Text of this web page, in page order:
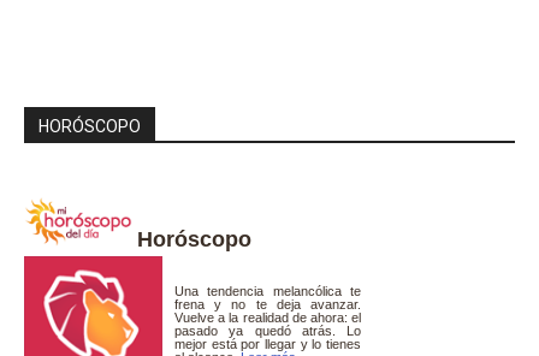
HORÓSCOPO
Horóscopo